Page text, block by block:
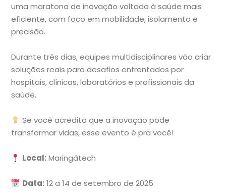
uma maratona de inovação voltada à saúde mais
eficiente, com foco em mobilidade, isolamento e
precisão.
Durante três dias, equipes multidisciplinares vão criar
soluções reais para desafios enfrentados por
hospitais, clínicas, laboratórios e profissionais da
saúde.
Se você acredita que a inovação pode
transformar vidas, esse evento é pra você!
Local:Maringátech
Data:12 a 14 de setembro de 2025